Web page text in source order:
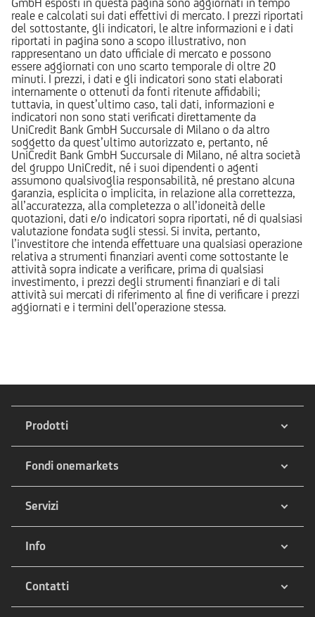
reale e calcolati sui dati effettivi di mercato. I prezzi riportati
del sottostante, gli indicatori, le altre informazioni e i dati
riportati in pagina sono a scopo illustrativo, non
rappresentano un dato ufficiale di mercato e possono
essere aggiornati con uno scarto temporale di oltre 20
minuti. I prezzi, i dati e gli indicatori sono stati elaborati
internamente o ottenuti da fonti ritenute affidabili;
tuttavia, in quest’ultimo caso, tali dati, informazioni e
indicatori non sono stati verificati direttamente da
UniCredit Bank GmbH Succursale di Milano o da altro
soggetto da quest’ultimo autorizzato e, pertanto, né
UniCredit Bank GmbH Succursale di Milano, né altra società
del gruppo UniCredit, né i suoi dipendenti o agenti
assumono qualsivoglia responsabilità, né prestano alcuna
garanzia, esplicita o implicita, in relazione alla correttezza,
all’accuratezza, alla completezza o all’idoneità delle
quotazioni, dati e/o indicatori sopra riportati, né di qualsiasi
valutazione fondata sugli stessi. Si invita, pertanto,
l’investitore che intenda effettuare una qualsiasi operazione
relativa a strumenti finanziari aventi come sottostante le
attività sopra indicate a verificare, prima di qualsiasi
investimento, i prezzi degli strumenti finanziari e di tali
attività sui mercati di riferimento al fine di verificare i prezzi
aggiornati e i termini dell’operazione stessa.
Prodotti
Fondi onemarkets
Servizi
Info
Contatti